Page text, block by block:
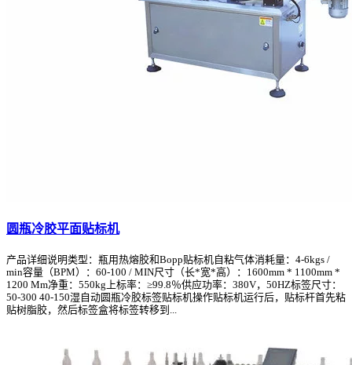
圆瓶冷胶平面贴标机
产品详细说明类型：瓶用热熔胶和Bopp贴标机自粘气体消耗量：4-6kgs /
min容量（BPM）：60-100 / MIN尺寸（长*宽*高）：1600mm * 1100mm *
1200 Mm净重：550kg上标率：≥99.8％供应功率：380V，50HZ标签尺寸：
50-300 40-150湿自动圆瓶冷胶标签贴标机操作贴标机运行后，贴标杆首先粘
贴树脂胶，然后标签盒将标签转移到...